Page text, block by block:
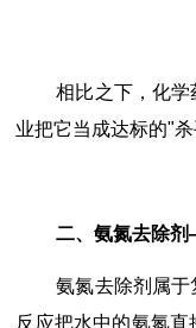
相比之下，化
业把它当成达标的"杀
二、氨氮去除
氨氮去除剂属
反应把水中的氨氮